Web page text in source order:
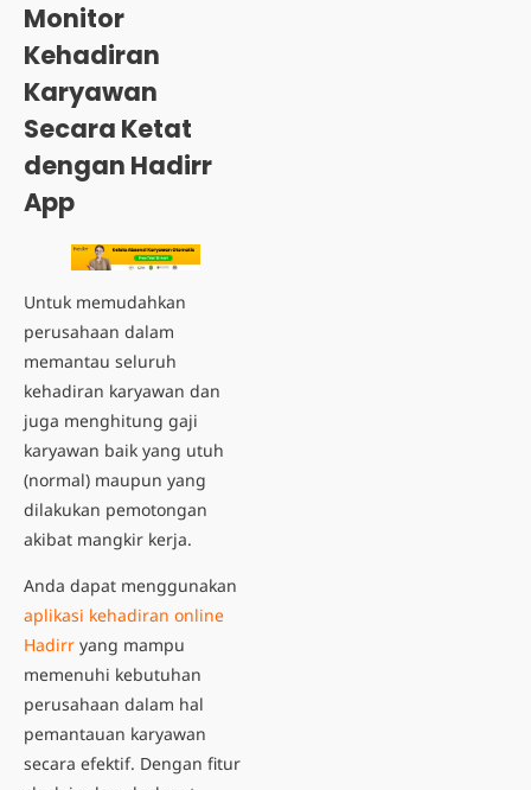
Monitor
Kehadiran
Karyawan
Secara Ketat
dengan Hadirr
App
Untuk memudahkan
perusahaan dalam
memantau seluruh
kehadiran karyawan dan
juga menghitung gaji
karyawan baik yang utuh
(normal) maupun yang
dilakukan pemotongan
akibat mangkir kerja.
Anda dapat menggunakan
aplikasi kehadiran online
Hadirr yang mampu
memenuhi kebutuhan
perusahaan dalam hal
pemantauan karyawan
secara efektif. Dengan fitur